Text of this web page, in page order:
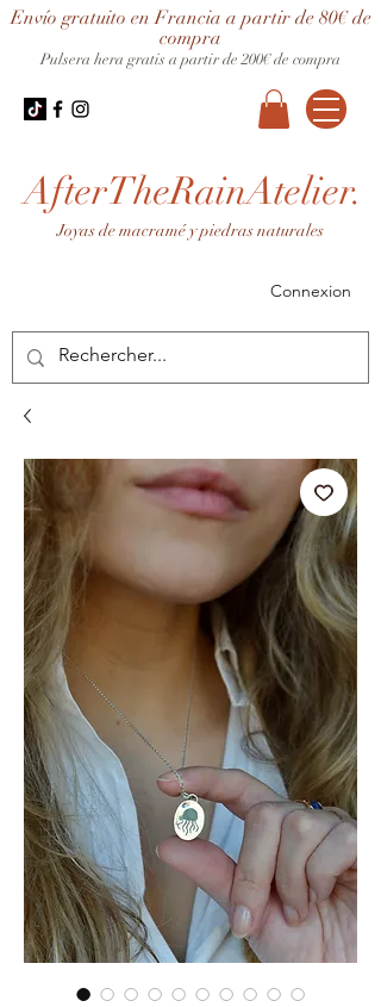
AfterTheRainAtelier.
Joyas de macramé y piedras naturales
Connexion
Envío gratuito en Francia a partir de 80€ de
compra
Pulsera hera gratis a partir de 200€ de compra